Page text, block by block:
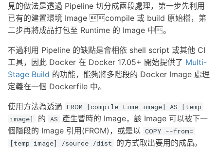
t
a
r
t
a
r
2022
2020
見的做法是透過 Pipeline 切分成兩段處理，第一步先利用
已有的建置環境 Image compile 或 build 原始檔，第
二步再將成品打包至 Runtime 的 Image 中。
不過利用 Pipeline 的缺點是會相依 shell script 或其他 CI
工具，因此 Docker 在 Docker 17.05+ 開始提供了 Multi-
Stage Build 的功能，能夠將多階段的 Docker Image 處理
定義在一個 Dockerfile 中。
使用方法為透過 FROM [compile time image] AS [temp
image]
的 AS
產生暫時的 Image，該 Image 可以被下一
個階段的 Image 引用(FROM)，或是以 COPY --from=
[temp image] /source /dist
的方式取出要用的成品。